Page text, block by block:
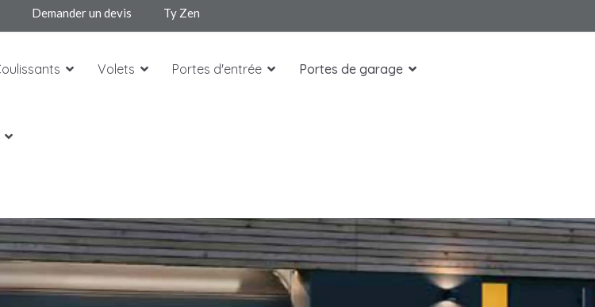
Demander un devis Ty Zen
Volets Portes d'entrée Portes de garage